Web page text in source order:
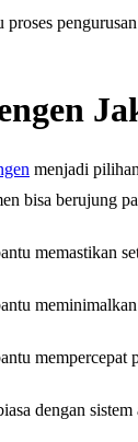
proses
menjadi
bisa berujung
memastikan
mempercepat
dengan